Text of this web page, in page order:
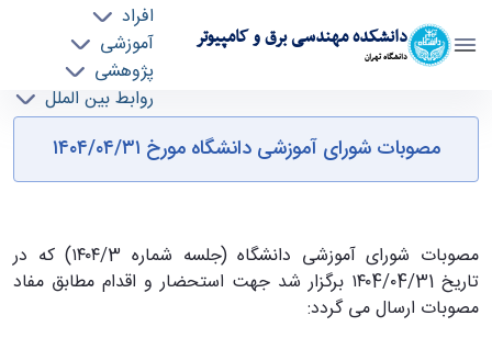
دانشکده مهندسی برق و کامپیوتر
دانشگاه تهران
افراد
آموزشی
پژوهشی
روابط بین الملل
خدمات
جذب نیرو
مصوبات جدید شورای آموزشی دانشگاه "مورخ
۱۴۰۴/۰۴/۳۱" - ece- دانشکده مهندسی برق و
کامپیوتر
مصوبات شورای آموزشی دانشگاه مورخ ۱۴۰۴/۰۴/۳۱
مصوبات شورای آموزشی دانشگاه (جلسه شماره ۱۴۰۴/3) که در
تاریخ ۱۴۰4/۰4/31 برگزار شد جهت استحضار و اقدام مطابق مفاد
مصوبات ارسال می گردد: